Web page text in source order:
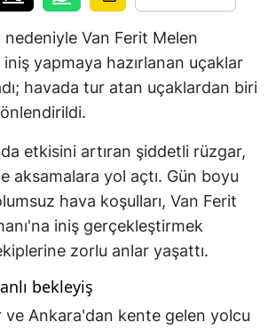
nedeniyle Van Ferit Melen
iniş yapmaya hazırlanan uçaklar
havada tur atan uçaklardan biri
etkisini artıran şiddetli rüzgar,
aksamalara yol açtı. Gün boyu
hava koşulları, Van Ferit
iniş gerçekleştirmek
zorlu anlar yaşattı.
bekleyiş
ve Ankara'dan kente gelen yolcu